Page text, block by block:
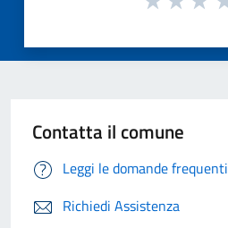
Contatta il comune
Leggi le domande frequenti
Richiedi Assistenza